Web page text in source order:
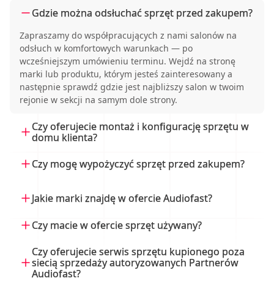
Gdzie można odsłuchać sprzęt przed zakupem?
Zapraszamy do współpracujących z nami salonów na
odsłuch w komfortowych warunkach — po
wcześniejszym umówieniu terminu. Wejdź na stronę
marki lub produktu, którym jesteś zainteresowany a
następnie sprawdź gdzie jest najbliższy salon w twoim
rejonie w sekcji na samym dole strony.
Czy oferujecie montaż i konfigurację sprzętu w
domu klienta?
Tak, w przypadku złożonych i wyrafinowanych systemów
audio oferujemy instalację, szkolenie, konfigurację i
pojedynczych komponentów oferujemy wsparcie
Partnerów.
Czy mogę wypożyczyć sprzęt przed zakupem?
prezentacji w domu klienta lub w naszej sali
Skontaktuj się z nami lub z Partnerem w Twojej okolicy,
Jakie marki znajdę w ofercie Audiofast?
Oferujemy wyłącznie renomowane marki high-end, m.in.
Wilson Audio, dCS, Gryphon, Audio Research, Aurender,
Dan D’Agostino, Shunyata, Ayre i wiele innych. Pełną listę
znajdziesz na naszej stronie w zakładce „Marki”.
Czy macie w ofercie sprzęt używany?
Specjalizujemy się w nowym sprzęcie high-end, lecz
czasami oferujemy egzemplarze powystawowe, używane
pozyskane podczas wymiany na nowsze modele.
Czy oferujecie serwis sprzętu kupionego poza
siecią sprzedaży autoryzowanych Partnerów
Audiofast?